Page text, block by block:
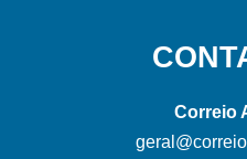
Correio